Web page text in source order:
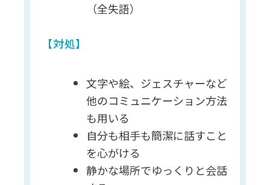
（全失語）
【対処】
文字や絵、ジェスチャーなど
他のコミュニケーション方法
も用いる
自分も相手も簡潔に話すこと
を心がける
静かな場所でゆっくりと会話